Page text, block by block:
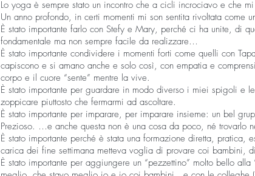
Lo yoga è sempre stato un incontro che a cicli incrociavo e che
Un anno profondo, in certi momenti mi son sentita rivoltata come
È stato importante farlo con Stefy e Mary, perché ci ha unite, di
fondamentale ma non sempre facile da realizzare…
È stato importante condividere i momenti forti come quelli con
capiscono e si amano anche e solo così, con empatia e
corpo e il cuore “sente” mentre la vive.
È stato importante per guardare in modo diverso i miei spigoli e
zoppicare piuttosto che fermarmi ad ascoltare.
È stato importante per imparare, per imparare insieme: un bel
Prezioso. …e anche questa non è una cosa da poco, né trovarlo
È stato importante perché è stata una formazione diretta,
carica dei fine settimana metteva voglia di provare coi bambini,
È stato importante per aggiungere un “pezzettino” molto bello